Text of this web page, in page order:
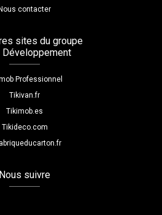
contacter
sites du groupe
Professionnel
Tikivan.fr
Tikimob.es
Tikideco.com
Nous suivre